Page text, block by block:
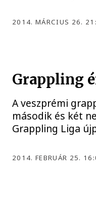
2014. MÁRCIUS 26.
Grappling
A veszprémi
második és két
Grappling Liga
2014. FEBRUÁR 25.